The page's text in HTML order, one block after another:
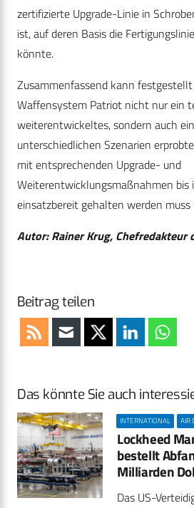
zertifizierte Upgrade-Linie in
ist, auf deren Basis die
könnte.
Zusammenfassend kann
Waffensystem Patriot nicht nur ein
weiterentwickeltes, sondern auch
unterschiedlichen Szenarien
mit entsprechenden Upgrade- und
Weiterentwicklungsmaßnahmen bis
einsatzbereit gehalten werden muss
Autor: Rainer Krug, Chefredakteur
Beitrag teilen
Das könnte Sie auch
INTERNATIONAL AIR
Lockheed
bestellt
Milliarden
Das US-